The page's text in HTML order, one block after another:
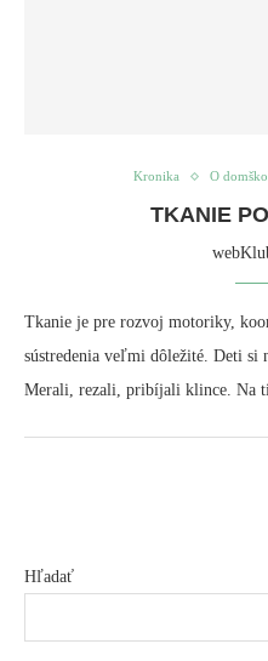
Kronika O
TKANIE
Tkanie je pre rozvoj motoriky,
sústredenia veľmi dôležité. Deti
Merali, rezali, pribíjali klince. Na
Hľadať